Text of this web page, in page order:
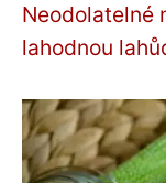
Neodolatelné
lahodnou